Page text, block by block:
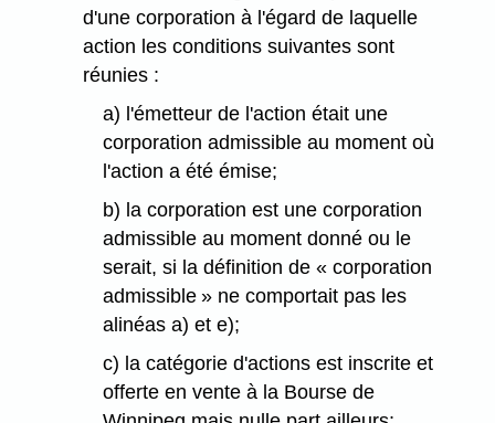
d'une corporation à l'égard de laquelle
action les conditions suivantes sont
réunies :
a) l'émetteur de l'action était une
corporation admissible au moment où
l'action a été émise;
b) la corporation est une corporation
admissible au moment donné ou le
serait, si la définition de « corporation
admissible » ne comportait pas les
alinéas a) et e);
c) la catégorie d'actions est inscrite et
offerte en vente à la Bourse de